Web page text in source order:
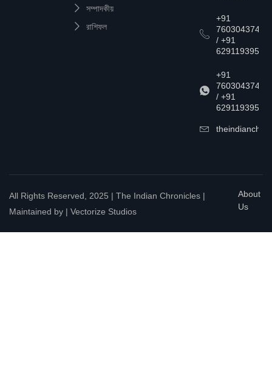
সম্পাদকীয়
রাশিফল
+91
7603043747
/ +91
6291193957
+91
7603043747
/ +91
6291193957
All Rights Reserved, 2025 | The Indian Chronicles |
Maintained by | Vectorize Studios
About
Us